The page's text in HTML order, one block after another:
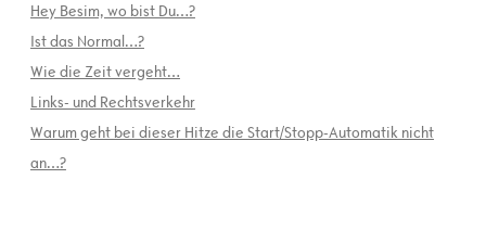
Hey Besim, wo bist Du…?
Ist das Normal…?
Wie die Zeit vergeht…
Links- und Rechtsverkehr
Warum geht bei dieser Hitze die Start/Stopp-Automatik nicht
an…?